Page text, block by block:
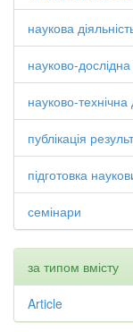
наукова
науково-
науково-технічна
публікація
підготовка
семінари
за типом вмісту
Article